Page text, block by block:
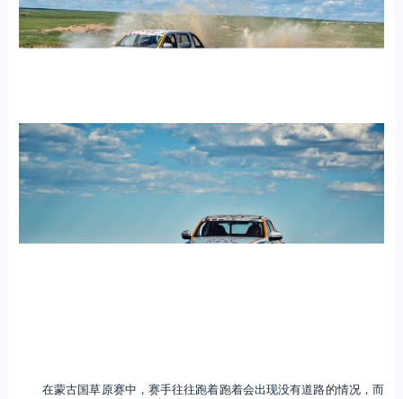
在蒙古国草原赛中，赛手往往跑着跑着会出现没有道路的情况，而